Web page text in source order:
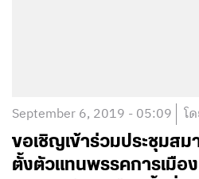
September 6, 2019 - 05:09 โ
ขอเชิญเข้าร่วมประชุมส
ตั้งตัวแทนพรรคการเมือ